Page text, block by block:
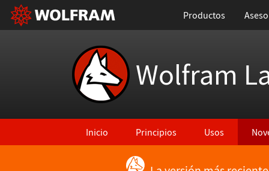
Productos
Wolfram
Inicio Principios Usos